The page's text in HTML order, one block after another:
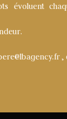
évoluent
,